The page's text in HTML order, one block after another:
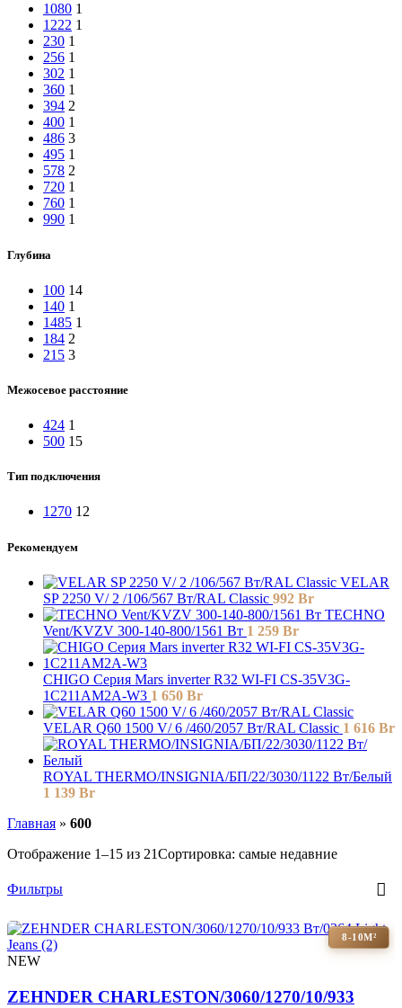
1080 1
1222 1
230 1
256 1
302 1
360 1
394 2
400 1
486 3
495 1
578 2
720 1
760 1
990 1
Глубина
100 14
140 1
1485 1
184 2
215 3
Межосевое расстояние
424 1
500 15
Тип подключения
1270 12
Рекомендуем
VELAR
SP 2250 V/ 2 /106/567 Вт/RAL Classic 992 Br
TECHNO
Vent/KVZV 300-140-800/1561 Вт 1 259 Br
СHIGO Серия Mars inverter R32 WI-FI CS-35V3G-
1C211AM2A-W3 1 650 Br
VELAR Q60 1500 V/ 6 /460/2057 Вт/RAL Classic 1 616 Br
ROYAL THERMO/INSIGNIA/БП/22/3030/1122 Вт/Белый
1 139 Br
Главная » 600
Отображение 1–15 из 21Сортировка: самые недавние
Фильтры
8-10М²
NEW
ZEHNDER CHARLESTON/3060/1270/10/933